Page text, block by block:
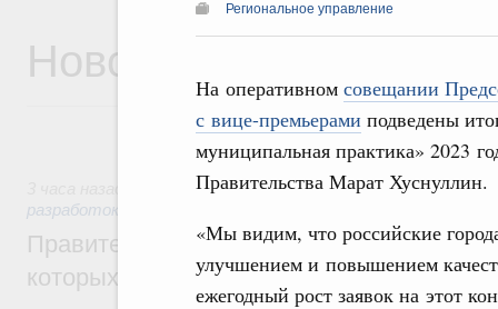
Региональное управление
На оперативном совещании
с вице-премьерами подведены
муниципальная практика» 2023
Правительства Марат Хуснуллин.
«Мы видим, что российские
улучшением и повышением
ежегодный рост заявок на этот
Новости
Государственная политика в сфере научных
разработок
Правительство расширило перечень
которых освобождаются от НДФЛ